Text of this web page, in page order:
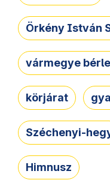
Örkény István
vármegye
körjárat
Széchenyi-
Himnusz